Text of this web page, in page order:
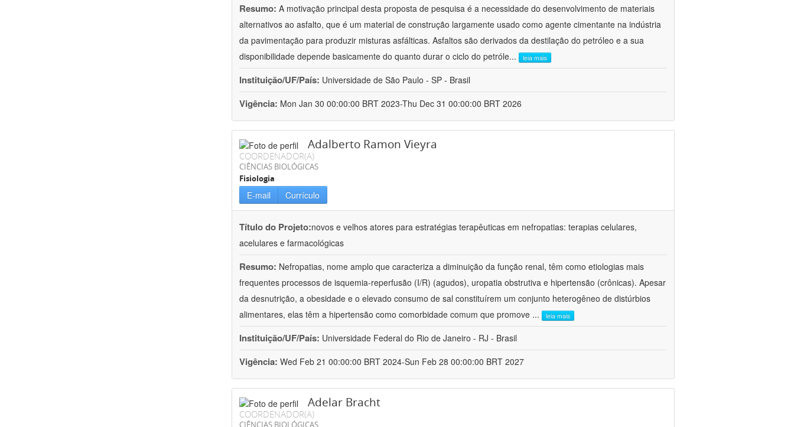
Resumo: A motivação principal desta proposta de pesquisa é a necessidade do desenvolvimento de materiais
alternativos ao asfalto, que é um material de construção largamente usado como agente cimentante na indústria
da pavimentação para produzir misturas asfálticas. Asfaltos são derivados da destilação do petróleo e a sua
disponibilidade depende basicamente do quanto durar o ciclo do petróle... leia mais
Instituição/UF/País: Universidade de São Paulo - SP - Brasil
Vigência: Mon Jan 30 00:00:00 BRT 2023-Thu Dec 31 00:00:00 BRT 2026
Adalberto Ramon Vieyra
COORDENADOR(A)
CIÊNCIAS BIOLÓGICAS
Fisiologia
E-mail Currículo
Título do Projeto:novos e velhos atores para estratégias terapêuticas em nefropatias: terapias celulares,
acelulares e farmacológicas
Resumo: Nefropatias, nome amplo que caracteriza a diminuição da função renal, têm como etiologias mais
frequentes processos de isquemia-reperfusão (I/R) (agudos), uropatia obstrutiva e hipertensão (crônicas). Apesar
da desnutrição, a obesidade e o elevado consumo de sal constituírem um conjunto heterogêneo de distúrbios
alimentares, elas têm a hipertensão como comorbidade comum que promove ... leia mais
Instituição/UF/País: Universidade Federal do Rio de Janeiro - RJ - Brasil
Vigência: Wed Feb 21 00:00:00 BRT 2024-Sun Feb 28 00:00:00 BRT 2027
Adelar Bracht
COORDENADOR(A)
CIÊNCIAS BIOLÓGICAS